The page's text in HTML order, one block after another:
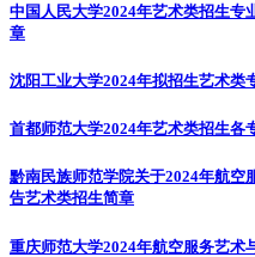
中国人民大学2024年艺术类招生专
章
沈阳工业大学2024年拟招生艺术类
首都师范大学2024年艺术类招生各
黔南民族师范学院关于2024年航空
告艺术类招生简章
重庆师范大学2024年航空服务艺术